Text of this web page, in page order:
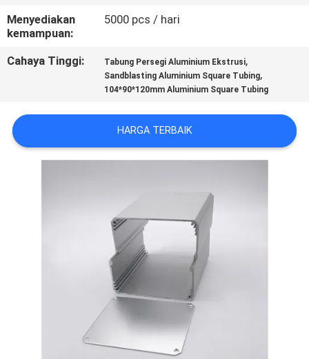
SHOPPING ONLINE
SITEMAP
PRIVACY
POLICY
Menyediakan
kemampuan:
5000 pcs / hari
Cahaya Tinggi: Tabung Persegi Aluminium Ekstrusi,
Sandblasting Aluminium Square Tubing,
104*90*120mm Aluminium Square Tubing
HARGA TERBAIK